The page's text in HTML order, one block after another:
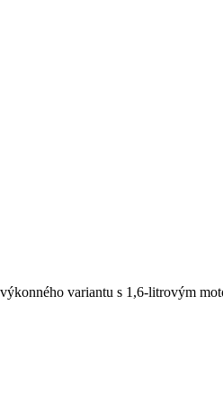
variantu s 1,6-litrovým